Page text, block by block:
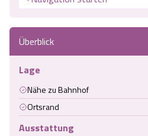
Überblick
Lage
Nähe zu Bahnhof
Ortsrand
Ausstattung